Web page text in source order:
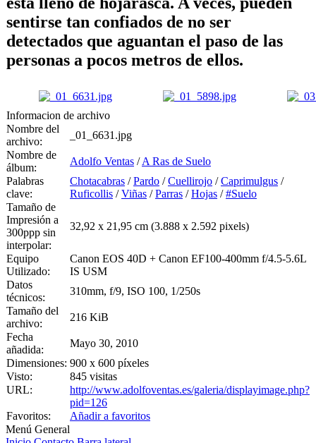
sentirse tan confiados de no ser
detectados que aguantan el paso de las
personas a pocos metros de ellos.
Informacion de archivo
Nombre del
archivo:
_01_6631.jpg
Nombre de
álbum:
Adolfo Ventas /A Ras de Suelo
Palabras
clave:
Chotacabras /Pardo /Cuellirojo /Caprimulgus /
Ruficollis /Viñas /Parras /Hojas /#Suelo
Tamaño de
Impresión a
300ppp sin
interpolar:
32,92 x 21,95 cm (3.888 x 2.592 pixels)
Equipo
Utilizado:
Canon EOS 40D + Canon EF100-400mm f/4.5-5.6L
IS USM
Datos
técnicos:
310mm, f/9, ISO 100, 1/250s
Tamaño del
archivo:
216 KiB
Fecha
añadida:
Mayo 30, 2010
Dimensiones: 900 x 600 píxeles
Visto:
845 visitas
URL:
http://www.adolfoventas.es/galeria/displayimage.php?
pid=126
Favoritos:
Añadir a favoritos
Menú General